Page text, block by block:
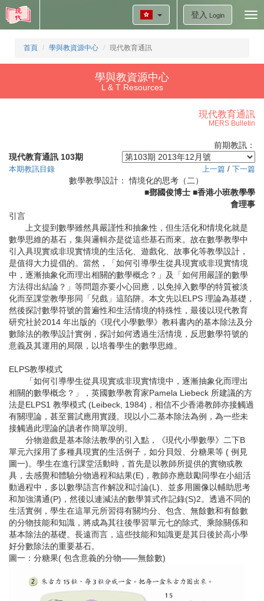
登入 Login
首頁 學與教資源中心 現代教育通訊
學與教資源中心
L & T Resources
現代教育通訊
MERS Bulletin
現代教育通訊 103期
前期教訊：
本期教訊目錄 上一篇 / 下一篇
數學教學設計： 情境化的思考（二）
■鄧國俊博士 ■香港小班教學學
會理事
引言
上文提到數學雖然具嚴謹性和抽象性，但生活化和情境化就是
數學思維的基石，集與邏輯亦是從這些基石而來。故在數學教學中
引入具現實或非現實情境的生活化、遊戲化、故事化等教學設計，
是值得大力提倡的。當然，「如何引導學生從具現實或非現實情境
中，逐漸抽象化而理出相關的數學概念？」及「如何用嚴謹的數學
方法得出結論？」等問題亦要小心回應，以免掉入數學的特質被淡
化而至課堂教學形同「兒戲」這陷阱。本文先以ELPS 理論為基礎，
然後探討數學符號的普遍性和生活情境的特殊性，最後以現代教育
研究社於2014 年出版的《現代小學數學》教科書內的基本除法及分
數除法的教學設計實例，探討如何透過生活情境，反思數學符號的
意義及其運用的局限，以培養學生的數學思維。
ELPS教學模式
「如何引導學生從具現實或非現實情境中，逐漸抽象化而理出
相關的數學概念？」，英國數學教育家Pamela Liebeck 所建議的方
法是ELPS1 教學模式 (Leibeck, 1984)，相信不少香港教師亦接觸過
有關理論，甚至嘗試應用實踐。現以小二基本除法為例，為一些未
接觸過此理論的讀者作簡單說明。
分物遊戲是基本除法教學的引入點，《現代小學數學》二下B
單元六採用了多種具現實的生活例子，如分貝殼、分糖果等 ( 例見
圖一)。學生在進行課堂活動時，首先是以教師所提供的實物或教
具，去感覺和體驗分物過程和結果(E)，教師亦應鼓勵同學在小組活
動過程中，多以數學語言作解說和討論(L)、並多用圖像以輔助思考
和加強溝通(P)，然後以連減法的數學算式作記錄(S)2。透過不同的
生活實例，學生在這單元所習得有關均分、包含、無餘數和有餘數
的分物技能和知識，將成為其往後學習單元七的除式、乘除關係和
基本除法的基礎。長遠而言，這些技能和知識更是其日後於高小學
好分數除法的重要基石。
圖一：分糖果( 包含意義的分物——無餘數)